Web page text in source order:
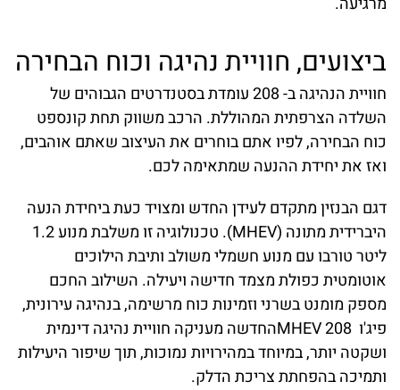
ביצועים, חוויית נהיגה וכוח הבחירה
חוויית הנהיגה ב- 208 עומדת בסטנדרטים הגבוהים של
השלדה הצרפתית המהוללת. הרכב משווק תחת קונספט
כוח הבחירה, לפיו אתם בוחרים את העיצוב שאתם אוהבים,
ואז את יחידת ההנעה שמתאימה לכם.
דגם הבנזין מתקדם לעידן החדש ומצויד כעת ביחידת הנעה
היברידית מתונה (MHEV). טכנולוגיה זו משלבת מנוע 1.2
ליטר טורבו עם מנוע חשמלי משולב ותיבת הילוכים
אוטומטית כפולת מצמד חדישה ויעילה. השילוב החכם
מספק מומנט בשרני וזמינות כוח מרשימה, בנהיגה עירונית,
פיג'ו MHEV 208החדשה מעניקה חוויית נהיגה דינמית
ושקטה יותר, במיוחד במהירויות נמוכות, תוך שיפור היעילות
ותמיכה בהפחתת צריכת הדלק.